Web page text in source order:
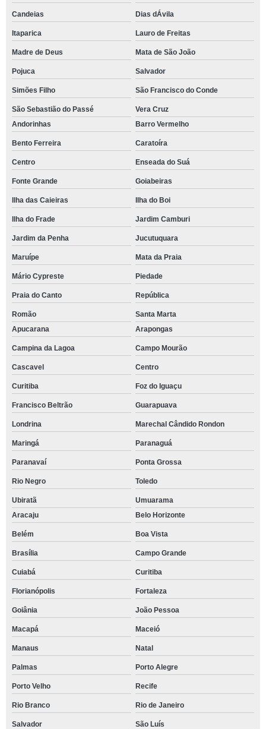
Candeias Dias dÁvila
Itaparica Lauro de Freitas
Madre de Deus Mata de São João
Pojuca Salvador
Simões Filho São Francisco do Conde
São Sebastião do Passé
Vera Cruz
Andorinhas
Barro Vermelho
Bento Ferreira Caratoíra
Centro Enseada do Suá
Fonte Grande Goiabeiras
Ilha das Caieiras Ilha do Boi
Ilha do Frade Jardim Camburi
Jardim da Penha Jucutuquara
Maruípe Mata da Praia
Mário Cypreste Piedade
Praia do Canto República
Romão
Santa Marta
Apucarana
Arapongas
Campina da Lagoa Campo Mourão
Cascavel Centro
Curitiba Foz do Iguaçu
Francisco Beltrão Guarapuava
Londrina Marechal Cândido Rondon
Maringá Paranaguá
Paranavaí Ponta Grossa
Rio Negro Toledo
Ubiratã
Umuarama
Aracaju
Belo Horizonte
Belém Boa Vista
Brasília Campo Grande
Cuiabá Curitiba
Florianópolis Fortaleza
Goiânia João Pessoa
Macapá Maceió
Manaus Natal
Palmas Porto Alegre
Porto Velho Recife
Rio Branco Rio de Janeiro
Salvador São Luís